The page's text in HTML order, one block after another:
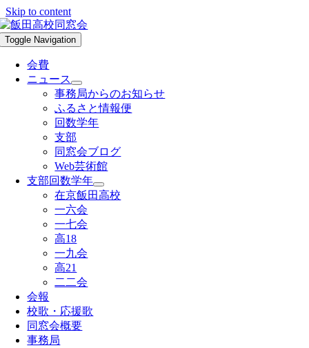
Skip to content
Toggle Navigation
会費
ニュース
事務局からのお知らせ
ふるさと情報便
回数学年
支部
同窓会ブログ
Web芸術館
支部回数学年
在京飯田高校
一六会
一七会
高18
一九会
高21
二二会
会報
校歌・応援歌
同窓会概要
事務局